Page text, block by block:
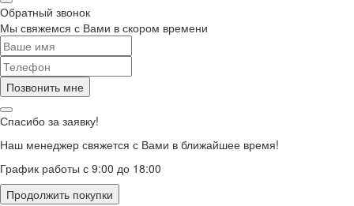
Обратный звонок
Мы свяжемся с Вами в скором времени
Позвонить мне
Спасибо за заявку!
Наш менеджер свяжется с Вами в ближайшее время!
График работы с 9:00 до 18:00
Продолжить покупки